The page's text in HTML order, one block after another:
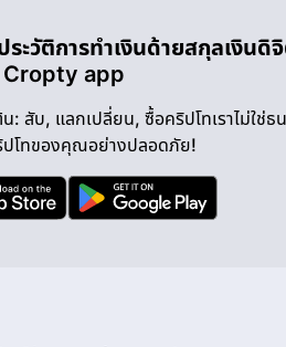
ระวัติการทำเงินด้ายสกุลเงินดิ
app
: สับ, แลกเปลี่ยน, ซื้อคริปโทเราไม่ใช่ธน
ปโทของคุณอย่างปลอดภัย!